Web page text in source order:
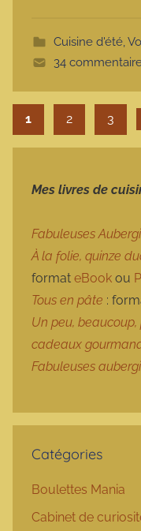
Cuisine d'été,
34
Pagination
1 2 3
Mes livres de
Fabuleuses
À la folie, quinze
format eBook ou
Tous en pâte :
Un peu, beaucoup,
cadeaux
Fabuleuses
Catégories
Boulettes Mania
Cabinet de